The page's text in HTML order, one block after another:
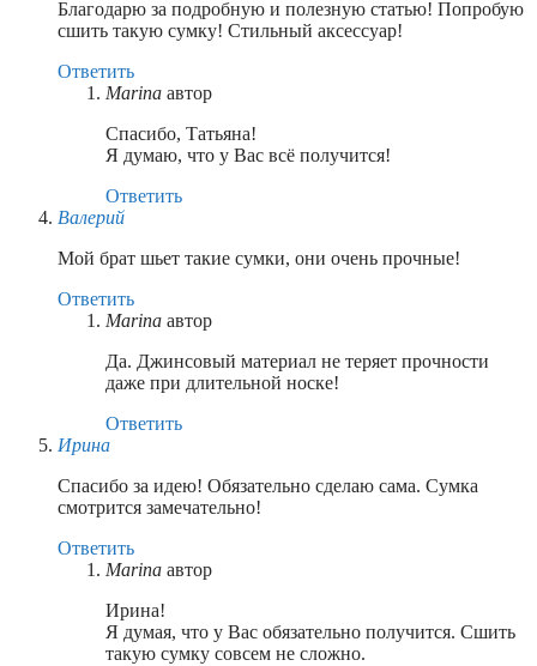
Благодарю за подробную и полезную статью! Попробую
сшить такую сумку! Стильный аксессуар!
Ответить
Marina автор
Спасибо, Татьяна!
Я думаю, что у Вас всё получится!
Ответить
Валерий
Мой брат шьет такие сумки, они очень прочные!
Ответить
Marina автор
Да. Джинсовый материал не теряет прочности
даже при длительной носке!
Ответить
Ирина
Спасибо за идею! Обязательно сделаю сама. Сумка
смотрится замечательно!
Ответить
Marina автор
Ирина!
Я думая, что у Вас обязательно получится. Сшить
такую сумку совсем не сложно.